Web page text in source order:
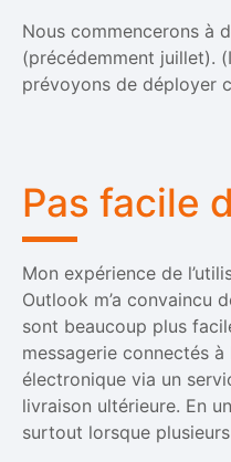
Nous commencerons à
(précédemment juillet).
prévoyons de déployer
Pas facile
Mon expérience de
Outlook m’a convaincu
sont beaucoup plus
messagerie connectés
électronique via un
livraison ultérieure. En
surtout lorsque